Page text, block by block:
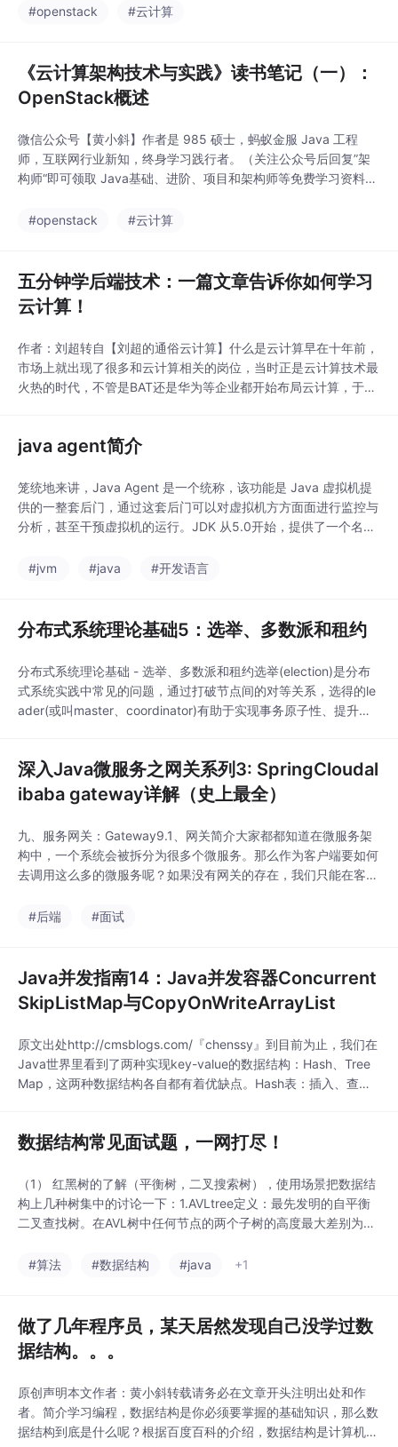
顾原理和实践，另外也将赠送作者原创的Java学习指南、Java程
#openstack #云计算
《云计算架构技术与实践》读书笔记（一）：
OpenStack概述
微信公众号【黄小斜】作者是 985 硕士，蚂蚁金服 Java 工程
师，互联网行业新知，终身学习践行者。（关注公众号后回复”架
构师“即可领取 Java基础、进阶、项目和架构师等免费学习资料，
顾原理和实践，另外也将赠送作者原创的Java学习指南、Java程
#openstack #云计算
五分钟学后端技术：一篇文章告诉你如何学习
云计算！
作者：刘超转自【刘超的通俗云计算】什么是云计算早在十年前，
市场上就出现了很多和云计算相关的岗位，当时正是云计算技术最
火热的时代，不管是BAT还是华为等企业都开始布局云计算，于是
这一门技术仍然在现如今的技术体系中占有很重要的位置。那么，
java agent简介
笼统地来讲，Java Agent 是一个统称，该功能是 Java 虚拟机提
供的一整套后门，通过这套后门可以对虚拟机方方面面进行监控与
分析，甚至干预虚拟机的运行。JDK 从5.0开始，提供了一个名为
的代理（Agent），用来监测和协助运行在 JVM 上的程序，甚至
#jvm #java #开发语言
分布式系统理论基础5：选举、多数派和租约
分布式系统理论基础 - 选举、多数派和租约选举(election)是分布
式系统实践中常见的问题，通过打破节点间的对等关系，选得的le
ader(或叫master、coordinator)有助于实现事务原子性、提升决
租约(lease)在一定期限内给予节点特定权利，..
深入Java微服务之网关系列3: SpringCloudal
ibaba gateway详解（史上最全）
九、服务网关：Gateway9.1、网关简介大家都都知道在微服务架
构中，一个系统会被拆分为很多个微服务。那么作为客户端要如何
去调用这么多的微服务呢？如果没有网关的存在，我们只能在客户
多的问题：客户端多次请求不同的微服务，增加客户端代码或配置
#后端 #面试
Java并发指南14：Java并发容器Concurrent
SkipListMap与CopyOnWriteArrayList
原文出处http://cmsblogs.com/『chenssy』到目前为止，我们在
Java世界里看到了两种实现key-value的数据结构：Hash、Tree
Map，这两种数据结构各自都有着优缺点。Hash表：插入、查找
无锁实现的复杂性很高，一般需要加锁；数...
数据结构常见面试题，一网打尽！
（1） 红黑树的了解（平衡树，二叉搜索树），使用场景把数据结
构上几种树集中的讨论一下：1.AVLtree定义：最先发明的自平衡
二叉查找树。在AVL树中任何节点的两个子树的高度最大差别为
情况下都是O（log n）。增加和删除可能需要通过一次或多次树旋
#算法 #数据结构 #java +1
做了几年程序员，某天居然发现自己没学过数
据结构。。。
原创声明本文作者：黄小斜转载请务必在文章开头注明出处和作
者。简介学习编程，数据结构是你必须要掌握的基础知识，那么数
据结构到底是什么呢？根据百度百科的介绍，数据结构是计算机存